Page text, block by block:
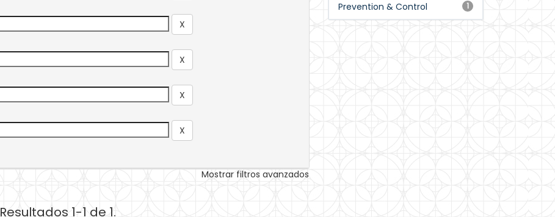
Mostrar filtros avanzados
Resultados 1-1 de 1.
1
Prevention & Control